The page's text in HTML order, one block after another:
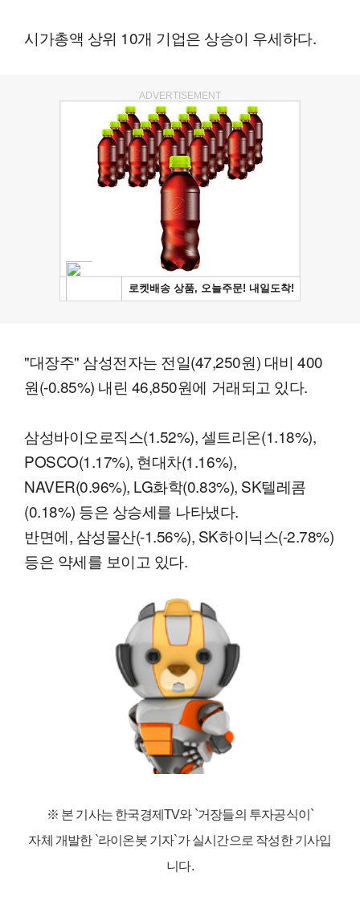
시가총액 상위 10개 기업은 상승이 우세하다.
ADVERTISEMENT
"대장주" 삼성전자는 전일(47,250원) 대비 400
원(-0.85%) 내린 46,850원에 거래되고 있다.
삼성바이오로직스(1.52%), 셀트리온(1.18%),
POSCO(1.17%), 현대차(1.16%),
NAVER(0.96%), LG화학(0.83%), SK텔레콤
(0.18%) 등은 상승세를 나타냈다.
반면에, 삼성물산(-1.56%), SK하이닉스(-2.78%)
등은 약세를 보이고 있다.
※ 본 기사는 한국경제TV와 `거장들의 투자공식이`
자체 개발한 `라이온봇 기자`가 실시간으로 작성한 기사입
니다.